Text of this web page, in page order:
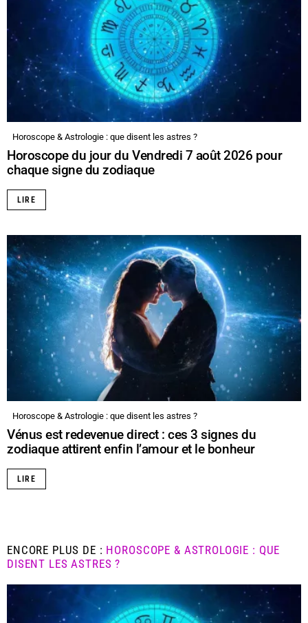
Horoscope & Astrologie : que disent les astres ?
Horoscope du jour du Vendredi 7 août 2026 pour
chaque signe du zodiaque
LIRE
Horoscope & Astrologie : que disent les astres ?
Vénus est redevenue direct : ces 3 signes du
zodiaque attirent enfin l’amour et le bonheur
LIRE
ENCORE PLUS DE : HOROSCOPE & ASTROLOGIE : QUE
DISENT LES ASTRES ?